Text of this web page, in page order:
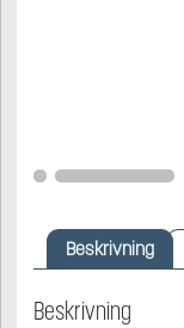
Beskrivning
Beskrivning